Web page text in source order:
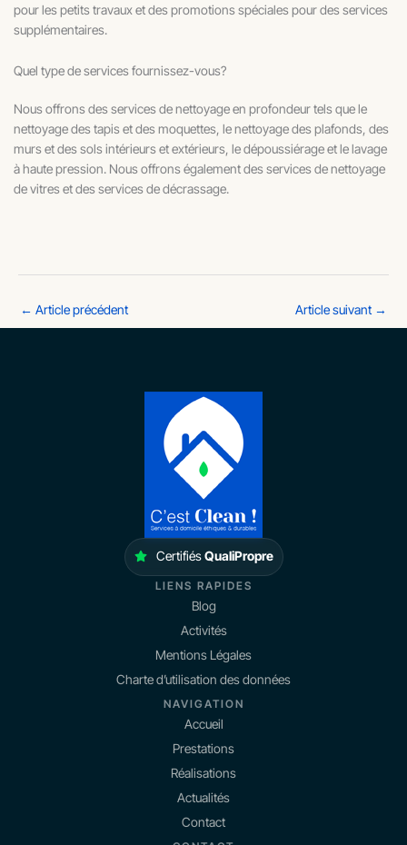
pour les petits travaux et des promotions spéciales pour des services
supplémentaires.
Quel type de services fournissez-vous?
Nous offrons des services de nettoyage en profondeur tels que le
nettoyage des tapis et des moquettes, le nettoyage des plafonds, des
murs et des sols intérieurs et extérieurs, le dépoussiérage et le lavage
à haute pression. Nous offrons également des services de nettoyage
de vitres et des services de décrassage.
← Article précédent Article suivant →
CertifiésQualiPropre
LIENS RAPIDES
Blog
Activités
Mentions Légales
Charte d’utilisation des données
NAVIGATION
Accueil
Prestations
Réalisations
Actualités
Contact